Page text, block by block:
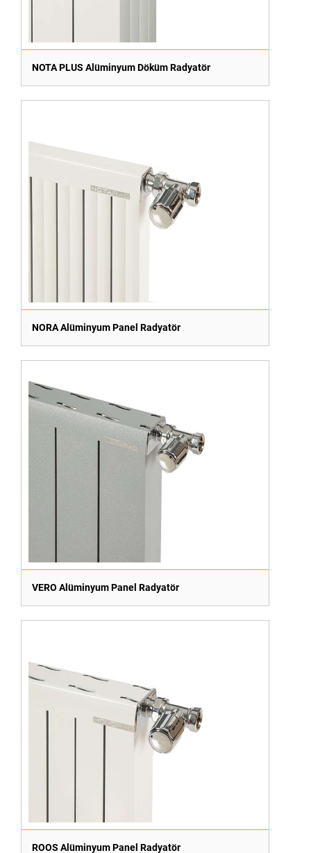
NOTA PLUS Alüminyum Döküm Radyatör
NORA Alüminyum Panel Radyatör
VERO Alüminyum Panel Radyatör
ROOS Alüminyum Panel Radyatör